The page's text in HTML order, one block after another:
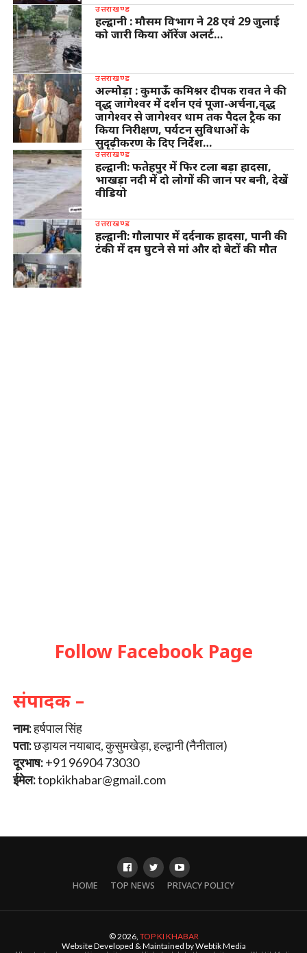
उत्तराखण्ड
हल्द्वानी : मौसम विभाग ने 28 एवं 29 जुलाई
को जारी किया ऑरेंज अलर्ट…
उत्तराखण्ड
अल्मोड़ा : कुमाऊँ कमिश्नर दीपक रावत ने की
वृद्ध जागेश्वर में दर्शन एवं पूजा-अर्चना,वृद्ध
जागेश्वर से जागेश्वर धाम तक पैदल ट्रैक का
किया निरीक्षण, पर्यटन सुविधाओं के
सुदृढ़ीकरण के दिए निर्देश…
उत्तराखण्ड
हल्द्वानी: फतेहपुर में फिर टला बड़ा हादसा,
भाखड़ा नदी में दो लोगों की जान पर बनी, देखें
वीडियो
उत्तराखण्ड
हल्द्वानी: गौलापार में दर्दनाक हादसा, पानी की
टंकी में दम घुटने से मां और दो बेटों की मौत
Follow Facebook Page
संपादक –
नाम:हर्षपाल सिंह
पता:छड़ायल नयाबाद, कुसुमखेड़ा, हल्द्वानी (नैनीताल)
दूरभाष:+91 96904 73030
ईमेल:topkikhabar@gmail.com
HOME TOP NEWS PRIVACY POLICY
© 2026, TOP KI KHABAR
Website Developed & Maintained by Webtik Media